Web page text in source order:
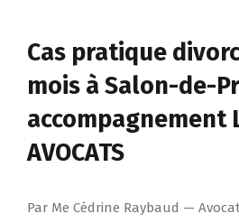
Cas pratique
mois à Salon-de-
accompagnement
AVOCATS
Par Me Cédrine Raybaud —